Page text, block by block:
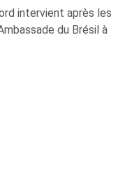
intervient après les
du Brésil à